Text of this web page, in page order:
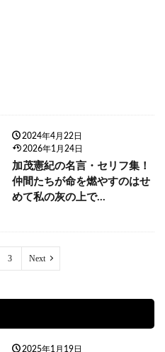
2024年4月22日
2026年1月24日
加茂憲紀の名言・セリフ集！
仲間たちが命を燃やすのはせ
めて私の灰の上で…
3 Next
2025年1月19日